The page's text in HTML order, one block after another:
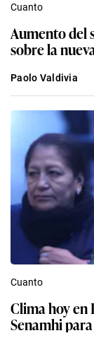
Cuanto
Aumento del
sobre la
Paolo Valdivia
Cuanto
Clima hoy en
Senamhi